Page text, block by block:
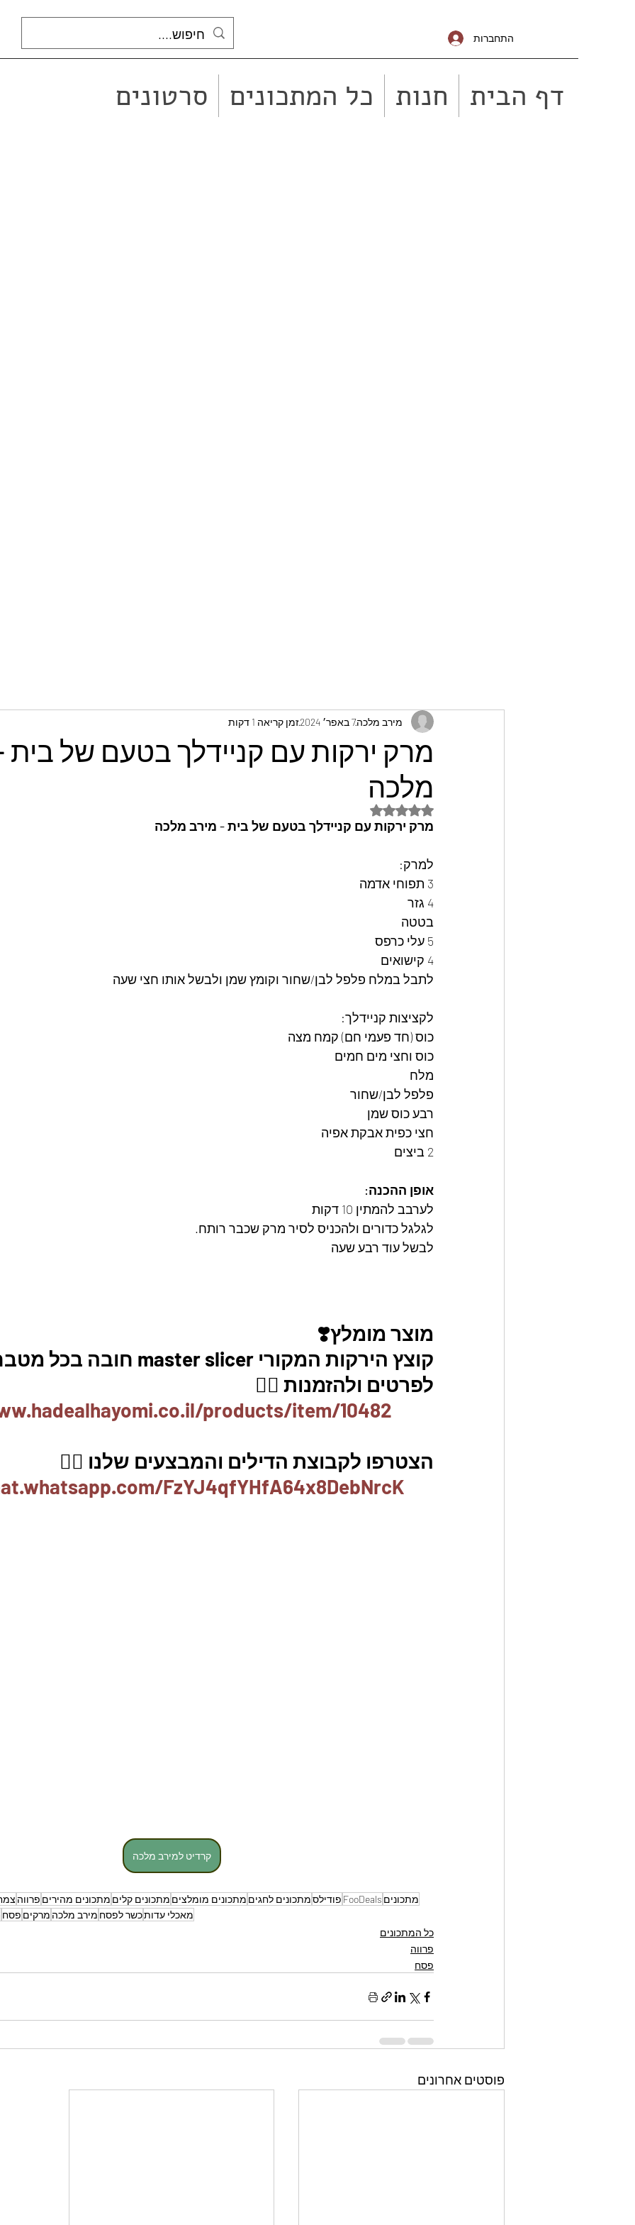
התחברות
דף הבית חנות כל המתכונים סרטונים
מרק ירקות עם קניידלך בטעם של בית
מלכה
מירב מלכה7 באפר׳ 2024 זמן קריאה 1 דקות
דירוג של NaN מתוך 5 כוכבים
מרק ירקות עם קניידלך בטעם של בית - מירב מלכה
למרק:
3 תפוחי אדמה
4 גזר
בטטה
5 עלי כרפס
4 קישואים
לתבל במלח פלפל לבן/שחור וקומץ שמן ולבשל אותו חצי שעה
לקציצות קניידלך:
כוס (חד פעמי חם) קמח מצה
כוס וחצי מים חמים
מלח
פלפל לבן/שחור
רבע כוס שמן
חצי כפית אבקת אפיה
2 ביצים
אופן ההכנה:
לערבב להמתין 10 דקות
לגלגל כדורים ולהכניס לסיר מרק שכבר רותח.
לבשל עוד רבע שעה
מוצר מומלץ❣️
קוצץ הירקות המקורי master slicer חובה בכל מטבח.
לפרטים ולהזמנות 👇🏼
products/item/10482
הצטרפו לקבוצת הדילים והמבצעים שלנו 👇🏽
FzYJ4qfYHfA64x8DebNrcK
קרדיט למירב מלכה
מתכונים FooDeals פודילסמתכונים לחגים מתכונים מומלצים מתכונים קלים מתכונים מהירים פרווה
מאכלי עדותכשר לפסח מירב מלכה מרקים פסח
כל המתכונים
פרווה
פסח
פוסטים אחרונים